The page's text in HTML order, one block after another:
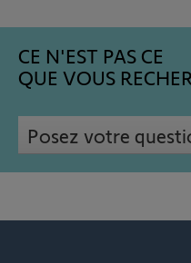
CE N'EST PAS CE
QUE VOUS
Posez votre